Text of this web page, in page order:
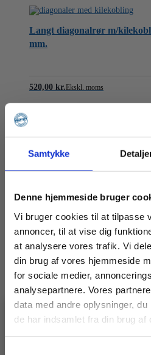
Samtykke
Denne hjemmeside bruger
Vi bruger cookies til at tilpasse
annoncer, til at vise dig
at analysere vores trafik. Vi
din brug af vores hjemmeside
for sociale medier,
analysepartnere. Vores
data med andre oplysninger,
de har indsamlet fra din brug af
Langt diagonalrør m/
mm.
520,00 kr.Ekskl. moms
m/kilekobl.
for
1
mtr.
3249
antal
Alu-afdækningsdæk med lem
kr.Ekskl. moms
Alu-
med
lem
med
alu-
antal
Tværbjælke 1,2 m.
175,00kr.Ekskl. moms